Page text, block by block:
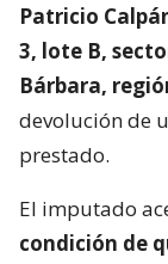
Patricio
3, lote B,
Bárbara,
devolución de
prestado.
El imputado
condición de